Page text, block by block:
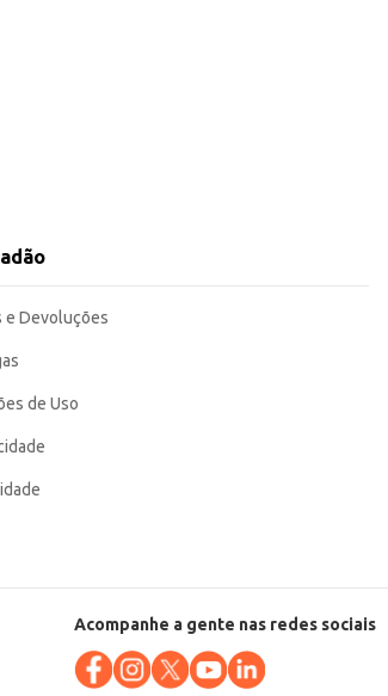
e Devoluções
de Uso
Acompanhe a gente nas redes sociais